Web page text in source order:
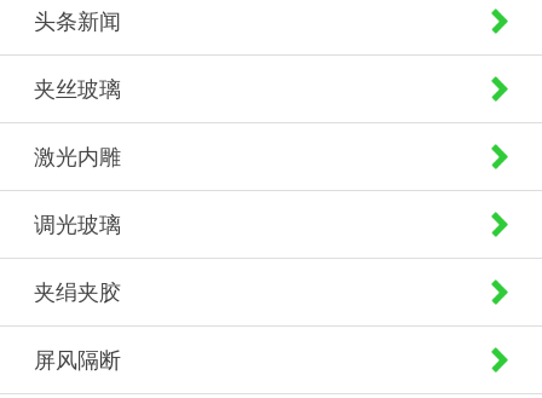
头条新闻
夹丝玻璃
激光内雕
调光玻璃
夹绢夹胶
屏风隔断